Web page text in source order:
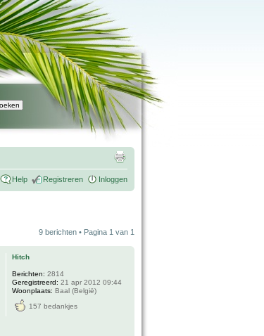
Help Registreren Inloggen
9 berichten • Pagina 1 van 1
Hitch
Berichten: 2814
Geregistreerd: 21 apr 2012 09:44
Woonplaats: Baal (België)
157 bedankjes